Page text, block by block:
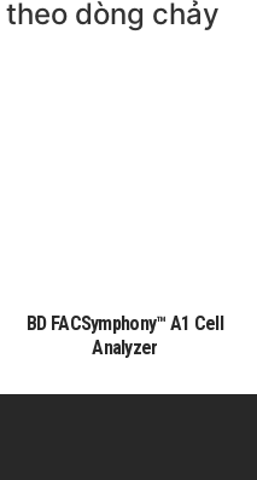
dòng chảy
BD FACSymphony™ A1 Cell
Analyzer